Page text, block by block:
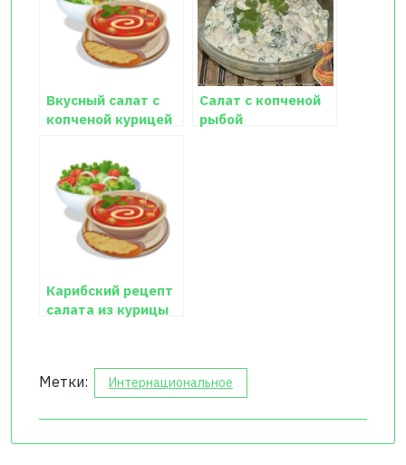
Вкусный салат с
копченой курицей
Салат с копченой
рыбой
Карибский рецепт
салата из курицы
Метки: Интернациональное